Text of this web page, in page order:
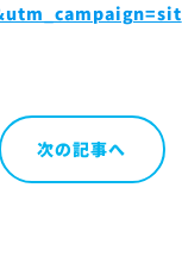
次の記事へ